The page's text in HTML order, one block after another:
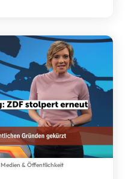
Medien & Öffentlichkeit